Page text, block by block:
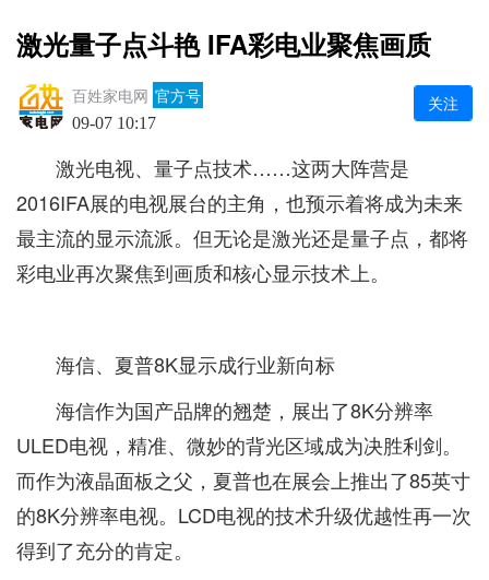
激光量子点斗艳 IFA彩电业聚焦画质
百姓家电网 官方号
09-07 10:17
关注
激光电视、量子点技术……这两大阵营是
2016IFA展的电视展台的主角，也预示着将成为未来
最主流的显示流派。但无论是激光还是量子点，都将
彩电业再次聚焦到画质和核心显示技术上。
海信、夏普8K显示成行业新向标
海信作为国产品牌的翘楚，展出了8K分辨率
ULED电视，精准、微妙的背光区域成为决胜利剑。
而作为液晶面板之父，夏普也在展会上推出了85英寸
的8K分辨率电视。LCD电视的技术升级优越性再一次
得到了充分的肯定。